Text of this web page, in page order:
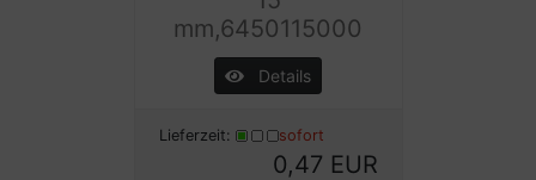
mm,6450115000
Details
Lieferzeit: sofort
0,47 EUR